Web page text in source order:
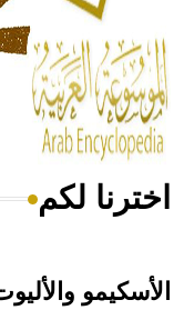
- هل تعلم أن
من مادة كربونات
أجود أنواعه،
هل تعلم أن
اخترنا لكم
الأسكيمو